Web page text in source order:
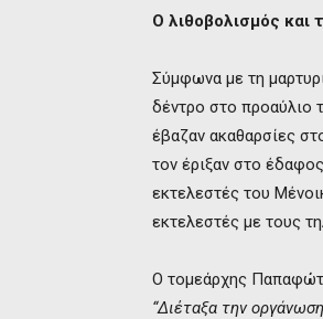
Ο λιθοβολισμός και
Σύμφωνα με τη
δέντρο στο προαύλιο
έβαζαν ακαθαρσίες
τον έριξαν στο
εκτελεστές του
εκτελεστές με τους
Ο τομεάρχης
“Διέταξα την